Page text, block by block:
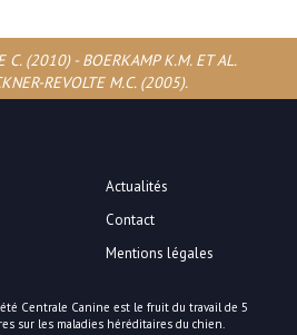
C. (2010) - BOERKAMP K.M. ET AL.
REVOLTE M.C. (2005).
Actualités
Contact
Mentions légales
Centrale Canine est le fruit du travail de 5
sur les maladies héréditaires du chien.